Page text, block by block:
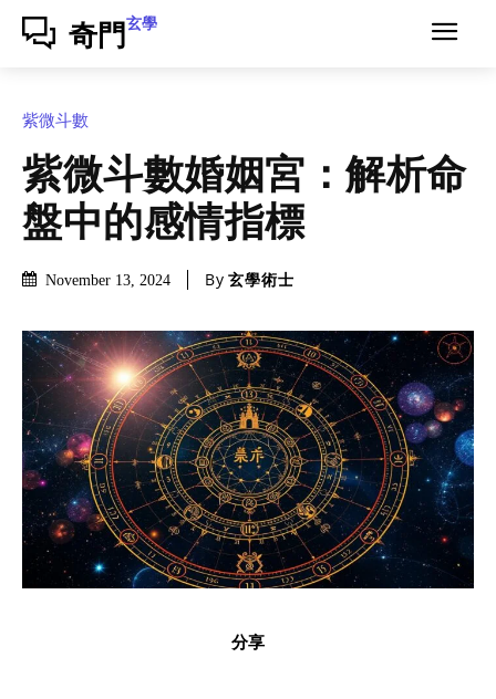
奇門 玄學
紫微斗數
紫微斗數婚姻宮：解析命
盤中的感情指標
November 13, 2024 By 玄學術士
分享